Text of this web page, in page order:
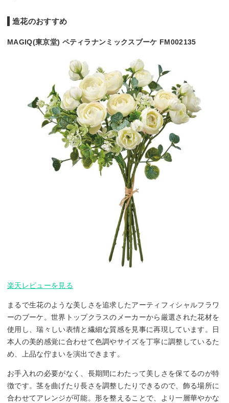
造花のおすすめ
MAGIQ(東京堂) ペティラナンミックスブーケ FM002135
楽天レビューを見る
まるで生花のような美しさを追求したアーティフィシャルフラワ
ーのブーケ。世界トップクラスのメーカーから厳選された花材を
使用し、瑞々しい表情と繊細な質感を見事に再現しています。日
本人の美的感覚に合わせて色調やサイズを丁寧に調整しているた
め、上品な佇まいを演出できます。
お手入れの必要がなく、長期間にわたって美しさを保てるのが特
徴です。茎を曲げたり長さを調整したりできるので、飾る場所に
合わせてアレンジが可能。形を整えることで、より一層華やかな